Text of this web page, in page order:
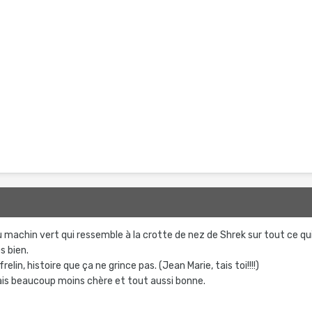
machin vert qui ressemble à la crotte de nez de Shrek sur tout ce
bien.
histoire que ça ne grince pas. (Jean Marie, tais toi!!!!)
beaucoup moins chère et tout aussi bonne.